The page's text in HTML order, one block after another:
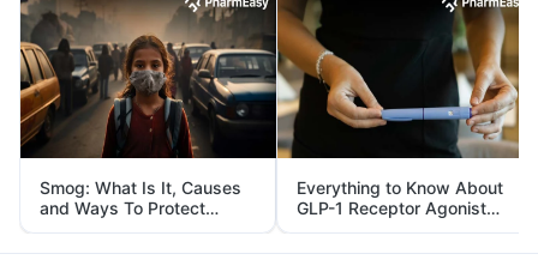
Smog: What Is It, Causes
and Ways To Protect
Yourself From It
Everything to Know About
GLP-1 Receptor Agonist
and Its Role in Weight
Management